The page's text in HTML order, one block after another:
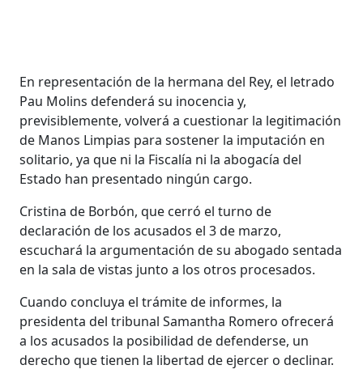
En representación de la hermana del Rey, el letrado
Pau Molins defenderá su inocencia y,
previsiblemente, volverá a cuestionar la legitimación
de Manos Limpias para sostener la imputación en
solitario, ya que ni la Fiscalía ni la abogacía del
Estado han presentado ningún cargo.
Cristina de Borbón, que cerró el turno de
declaración de los acusados el 3 de marzo,
escuchará la argumentación de su abogado sentada
en la sala de vistas junto a los otros procesados.
Cuando concluya el trámite de informes, la
presidenta del tribunal Samantha Romero ofrecerá
a los acusados la posibilidad de defenderse, un
derecho que tienen la libertad de ejercer o declinar.